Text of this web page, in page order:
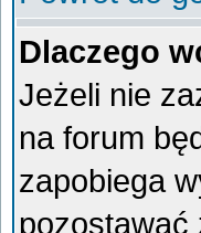
Dlaczego
Jeżeli nie
na forum
zapobiega
pozostawać